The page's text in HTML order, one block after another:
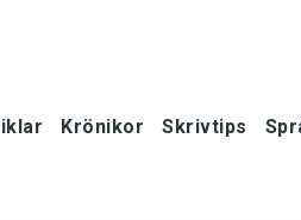
Krönikor Skrivtips